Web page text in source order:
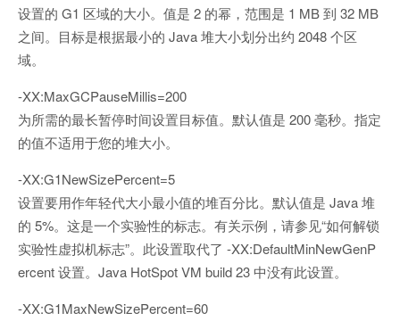
设置的 G1 区域的大小。值是 2 的幂，范围是 1 MB 到 32 MB
之间。目标是根据最小的 Java 堆大小划分出约 2048 个区
域。
-XX:MaxGCPauseMillis=200
为所需的最长暂停时间设置目标值。默认值是 200 毫秒。指定
的值不适用于您的堆大小。
-XX:G1NewSizePercent=5
设置要用作年轻代大小最小值的堆百分比。默认值是 Java 堆
的 5%。这是一个实验性的标志。有关示例，请参见“如何解锁
实验性虚拟机标志”。此设置取代了 -XX:DefaultMinNewGenP
ercent 设置。Java HotSpot VM build 23 中没有此设置。
-XX:G1MaxNewSizePercent=60